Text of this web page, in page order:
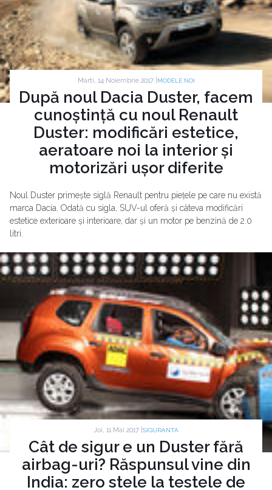
Marti, 14 Noiembrie 2017 | MODELE NOI
După noul Dacia Duster, facem
cunoștință cu noul Renault
Duster: modificări estetice,
aeratoare noi la interior și
motorizări ușor diferite
Noul Duster primește siglă Renault pentru piețele pe care nu există
marca Dacia. Odată cu sigla, SUV-ul oferă și câteva modificări
estetice exterioare și interioare, dar și un motor pe benzină de 2.0
litri.
Joi, 11 Mai 2017 | SIGURANTA
Cât de sigur e un Duster fără
airbag-uri? Răspunsul vine din
India: zero stele la testele de